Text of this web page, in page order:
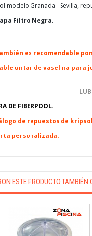
modelo Granada - Sevilla,
Filtro Negra.
es recomendable
untar de vaselina para
DE FIBERPOOL.
de repuestos de
personalizada.
ESTE PRODUCTO TAMBIÉN